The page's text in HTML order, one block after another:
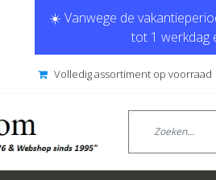
☀️ Vanwege de
tot 1 werkdag
Volledig assortiment op voorraad